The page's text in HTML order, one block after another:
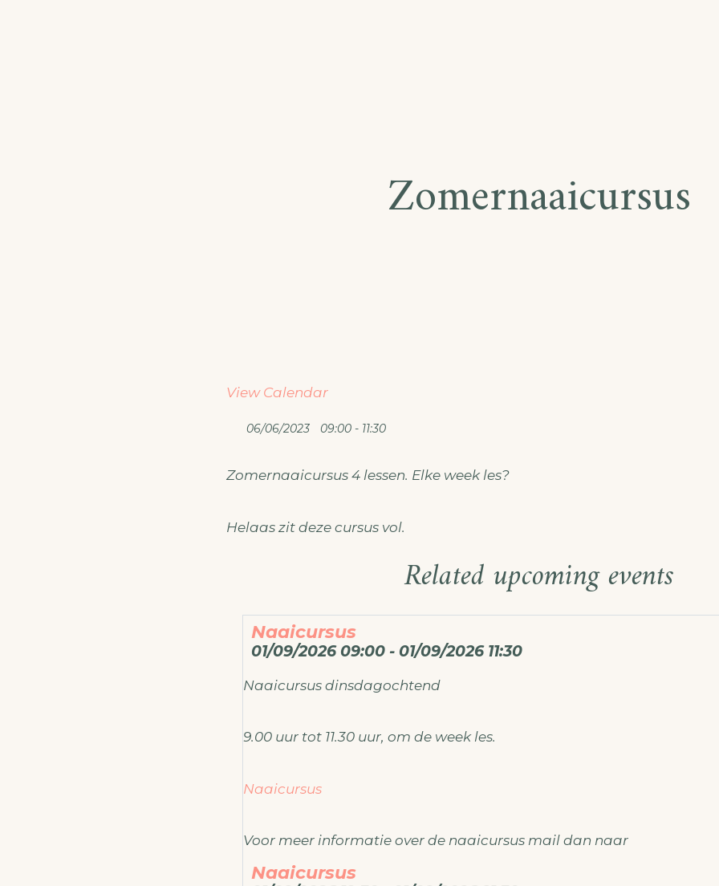
Zomernaaicursus
View Calendar
06/06/2023 09:00 - 11:30
Zomernaaicursus 4 lessen. Elke week les?
Helaas zit deze cursus vol.
Related upcoming events
Naaicursus
01/09/2026 09:00 - 01/09/2026 11:30
Naaicursus dinsdagochtend
9.00 uur tot 11.30 uur, om de week les.
Naaicursus
Voor meer informatie over de naaicursus mail dan naar
ateliermodemaken@gmail.com
Naaicursus